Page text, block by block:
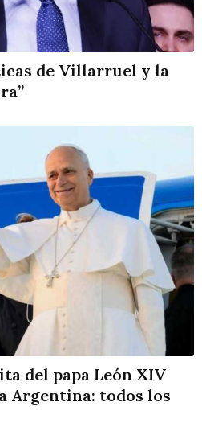
de Villarruel y la
del papa León XIV
Argentina: todos los